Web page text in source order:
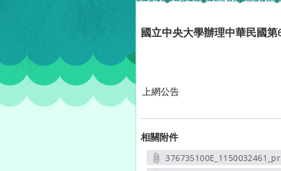
國立中央大學辦理中華民國
上網公告
相關附件